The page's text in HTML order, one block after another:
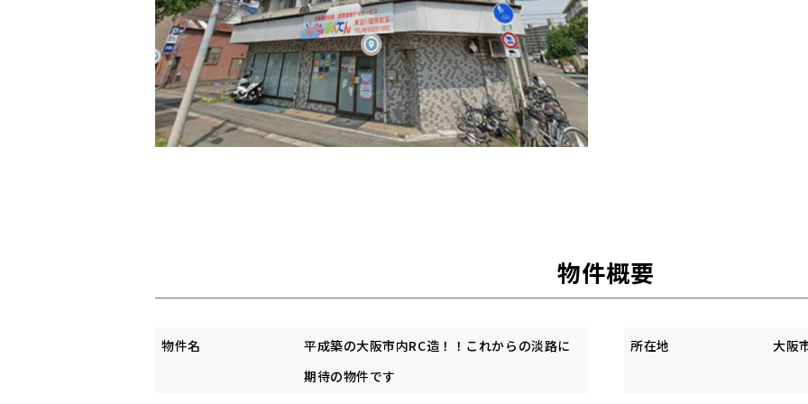
物件概要
物件名
平成築の大阪市内RC造！！これからの淡路に
期待の物件です
所在地 大阪